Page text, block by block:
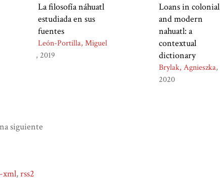
La filosofía náhuatl
estudiada en sus
fuentes
León-Portilla, Miguel
2019
Loans in colonial
and modern
nahuatl: a
contextual
dictionary
Brylak, Agnieszka
2020
siguiente
xml,rss2